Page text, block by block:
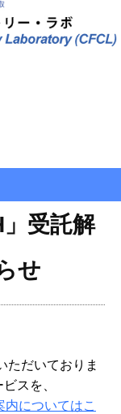
」受託解
せ
ただいておりま
スを、
内についてはこ